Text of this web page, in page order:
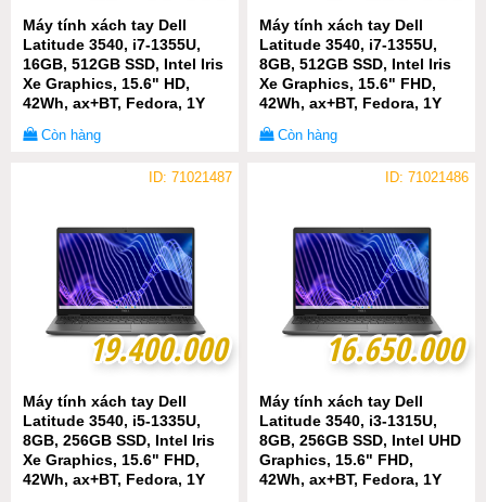
Máy tính xách tay Dell
Latitude 3540, i7-1355U,
16GB, 512GB SSD, Intel Iris
Xe Graphics, 15.6" HD,
42Wh, ax+BT, Fedora, 1Y
Còn hàng
Máy tính xách tay Dell
Latitude 3540, i7-1355U,
8GB, 512GB SSD, Intel Iris
Xe Graphics, 15.6" FHD,
42Wh, ax+BT, Fedora, 1Y
Còn hàng
ID: 71021487
19.400.000
19.400.000
Máy tính xách tay Dell
Latitude 3540, i5-1335U,
8GB, 256GB SSD, Intel Iris
Xe Graphics, 15.6" FHD,
42Wh, ax+BT, Fedora, 1Y
ID: 71021486
16.650.000
16.650.000
Máy tính xách tay Dell
Latitude 3540, i3-1315U,
8GB, 256GB SSD, Intel UHD
Graphics, 15.6" FHD,
42Wh, ax+BT, Fedora, 1Y